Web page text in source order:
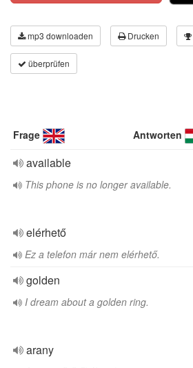
mp3 downloaden Drucken
überprüfen
Frage Antworten
available
This phone is no longer available.
elérhető
Ez a telefon már nem elérhető.
golden
I dream about a golden ring.
arany